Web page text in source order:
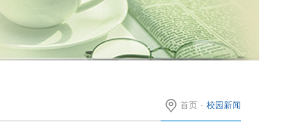
首页 - 校园新闻